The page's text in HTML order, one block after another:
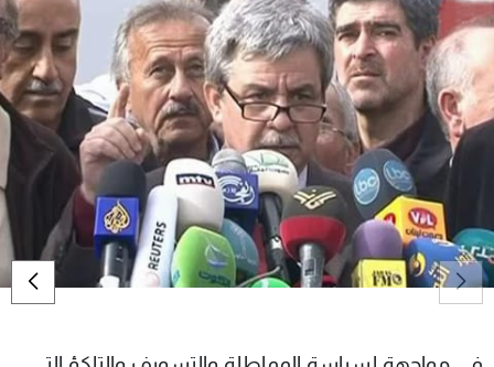
إقتصاد فن
منوعات رياضة
كأس العالم
البرامج
جدول البرامج
شاهد البرامج